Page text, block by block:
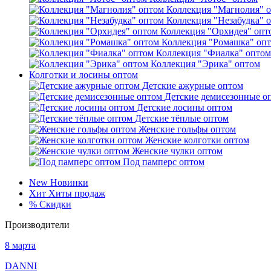
Коллекция "Магнолия"
Коллекция "Незабудка"
Коллекция "Орхидея"
Коллекция "Ромашка"
Коллекция "Фиалка" оптом
Коллекция "Эрика" оптом
Колготки и лосины оптом
Детские ажурные оптом
Детские демисезонные
Детские лосины оптом
Детские тёплые оптом
Женские гольфы оптом
Женские колготки оптом
Женские чулки оптом
Под памперс оптом
New Новинки
Хит Хиты продаж
% Скидки
Производители
8 марта
DANNI